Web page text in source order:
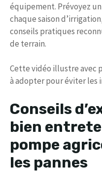
équipement. Prévoyez
chaque saison
conseils pratiques
de terrain.
Cette vidéo illustre avec
à adopter pour éviter les
Conseils
bien
pompe
les pannes